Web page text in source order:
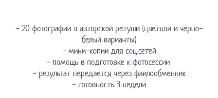
- 20 фотографий в авторской ретуши (цветной и черно-
белый варианты)
- мини-копии для соц.сетей
- помощь в подготовке к фотосессии
- результат передается через файлообменник
- готовность 3 недели